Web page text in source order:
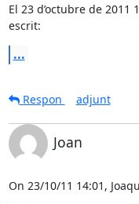
El 23 d’octubre de 2011
escrit:
...
Respon
adjunt
Joan
On 23/10/11 14:01,